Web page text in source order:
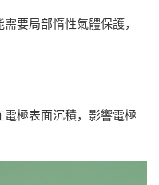
要局部惰性氣體保護，
極表面沉積，影響電極